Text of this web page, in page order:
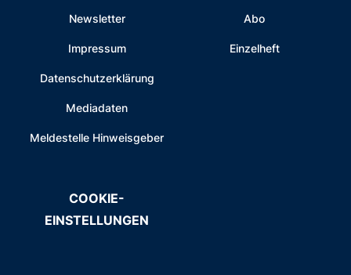
Newsletter
Impressum
Datenschutzerklärung
Mediadaten
Meldestelle Hinweisgeber
Abo
Einzelheft
COOKIE-
EINSTELLUNGEN